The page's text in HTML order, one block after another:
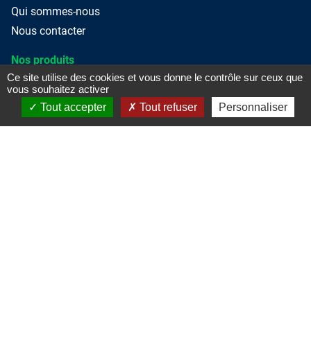
Qui sommes-nous
Nous contacter
Nos produits
Batteries
Câbles
Chargeurs
Ce site utilise des cookies et vous donne le contrôle sur ceux que
vous souhaitez activer
Tout accepter
Tout refuser Personnaliser